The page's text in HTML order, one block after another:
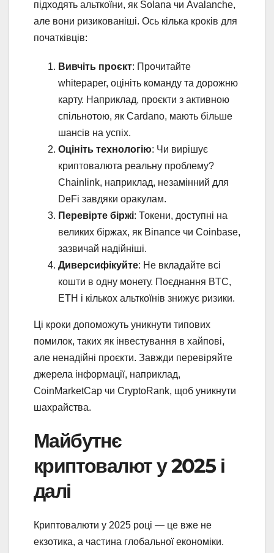
підходять альткоїни, як Solana чи Avalanche,
але вони ризикованіші. Ось кілька кроків для
початківців:
Вивчіть проєкт: Прочитайте
whitepaper, оцініть команду та дорожню
карту. Наприклад, проєкти з активною
спільнотою, як Cardano, мають більше
шансів на успіх.
Оцініть технологію: Чи вирішує
криптовалюта реальну проблему?
Chainlink, наприклад, незамінний для
DeFi завдяки оракулам.
Перевірте біржі: Токени, доступні на
великих біржах, як Binance чи Coinbase,
зазвичай надійніші.
Диверсифікуйте: Не вкладайте всі
кошти в одну монету. Поєднання BTC,
ETH і кількох альткоїнів знижує ризики.
Ці кроки допоможуть уникнути типових
помилок, таких як інвестування в хайпові,
але ненадійні проєкти. Завжди перевіряйте
джерела інформації, наприклад,
CoinMarketCap чи CryptoRank, щоб уникнути
шахрайства.
Майбутнє
криптовалют у 2025 і
далі
Криптовалюти у 2025 році — це вже не
екзотика, а частина глобальної економіки.